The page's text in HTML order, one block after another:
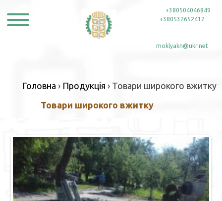
to
+380504046849
+380532652412
moklyakn@ukr.net
Головна › Продукція › Товари широкого вжитку
Товари широкого вжитку